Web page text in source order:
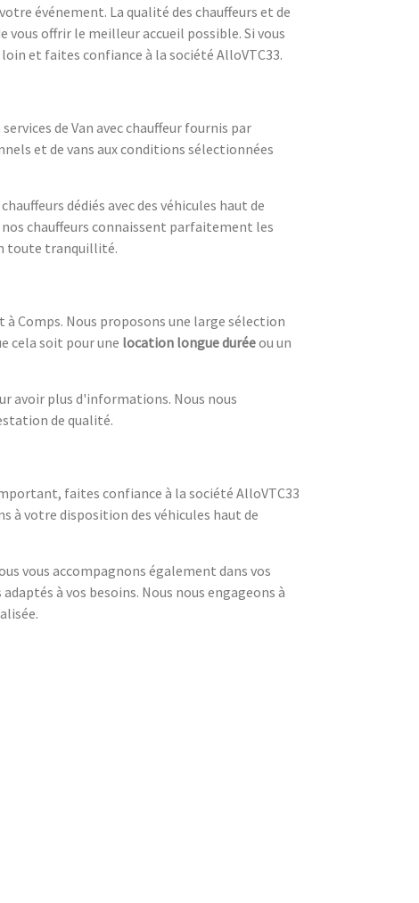
événement. La qualité des chauffeurs et de
vous offrir le meilleur accueil possible. Si vous
et faites confiance à la société AlloVTC33.
de Van avec chauffeur fournis par
et de vans aux conditions sélectionnées
dédiés avec des véhicules haut de
chauffeurs connaissent parfaitement les
toute tranquillité.
Comps. Nous proposons une large sélection
cela soit pour une location longue duréeou un
avoir plus d'informations. Nous nous
de qualité.
faites confiance à la société AlloVTC33
à votre disposition des véhicules haut de
vous accompagnons également dans vos
à vos besoins. Nous nous engageons à